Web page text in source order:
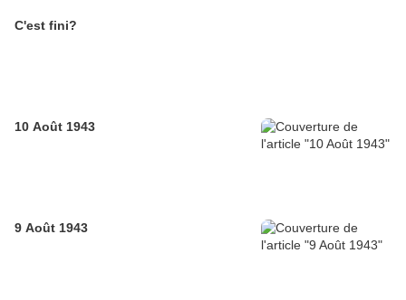
C'est fini?
10 Août 1943
9 Août 1943